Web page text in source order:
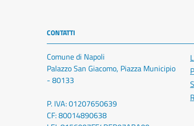
CONTATTI
Comune di Napoli
Palazzo San Giacomo, Piazza Municipio
- 80133
P. IVA: 01207650639
CF: 80014890638